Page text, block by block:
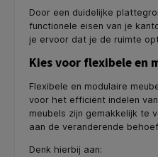
Door een duidelijke
functionele eisen van je
je ervoor dat je de ruimte
Kies voor flexibele en
Flexibele en modulaire
voor het efficiënt indelen
meubels zijn gemakkelijk te
aan de veranderende
Denk hierbij aan: